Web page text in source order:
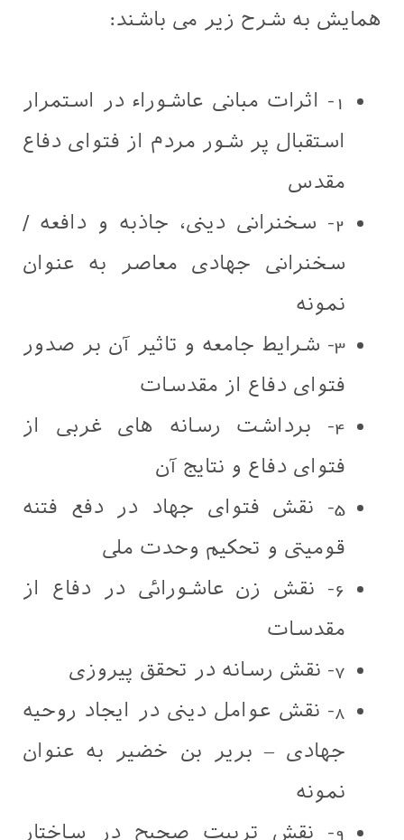
همایش به شرح زیر می باشند:
1- اثرات مبانی عاشوراء در استمرار
استقبال پر شور مردم از فتوای دفاع
مقدس
2- سخنرانی دینی، جاذبه و دافعه /
سخنرانی جهادی معاصر به عنوان
نمونه
3- شرایط جامعه و تاثیر آن بر صدور
فتوای دفاع از مقدسات
4- برداشت رسانه های غربی از
فتوای دفاع و نتایج آن
5- نقش فتوای جهاد در دفع فتنه
قومیتی و تحکیم وحدت ملی
6- نقش زن عاشورائی در دفاع از
مقدسات
7- نقش رسانه در تحقق پیروزی
8- نقش عوامل دینی در ایجاد روحیه
جهادی – بریر بن خضیر به عنوان
نمونه
9- نقش تربیت صحیح در ساختار